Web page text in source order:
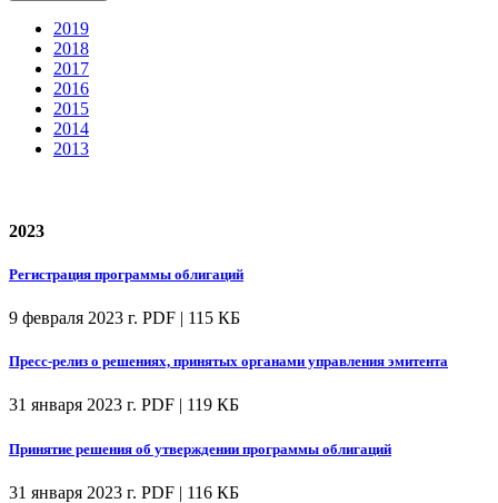
2019
2018
2017
2016
2015
2014
2013
2023
Регистрация программы облигаций
9 февраля 2023 г. PDF | 115 КБ
Пресс-релиз о решениях, принятых органами управления эмитента
31 января 2023 г. PDF | 119 КБ
Принятие решения об утверждении программы облигаций
31 января 2023 г. PDF | 116 КБ